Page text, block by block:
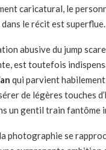
caricatural, le
dans le récit est superflue.
abusive du jump
est toutefois
qui parvient
de légères touches
un gentil train fantôme
photographie se